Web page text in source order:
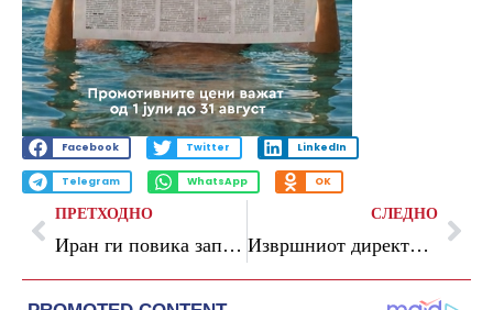
Facebook Twitter LinkedIn
Telegram WhatsApp OK
ПРЕТХОДНО
Иран ги повика западните земји да не го одложуваат нуклеарниот договор
СЛЕДНО
Извршниот директор на РАИ поднесе оставка поради притисоци од власта